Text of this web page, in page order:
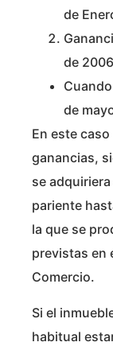
de
de
de
En este
ganancias,
se
pariente
la que se
previstas en
Comercio.
Si el
habitual